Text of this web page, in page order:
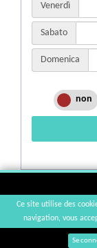
Venerdì
Sabato
Domenica
L'abuso d'alcool
Se
Ce site utilise des
navigation, vous